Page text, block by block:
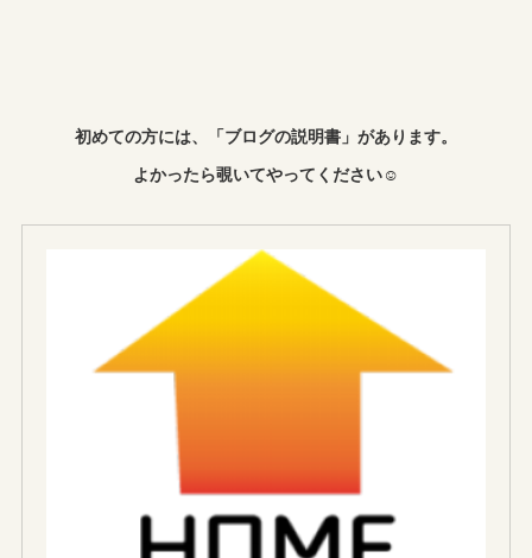
初めての方には、「ブログの説明書」があります。
よかったら覗いてやってください☺︎